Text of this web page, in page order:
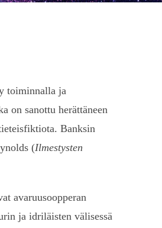
toiminnalla ja
on sanottu herättäneen
Banksin
(Ilmestysten
avaruusoopperan
ja idriläisten välisessä